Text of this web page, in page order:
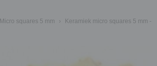
Micro squares 5 mm ›
Keramiek micro squares 5 mm -